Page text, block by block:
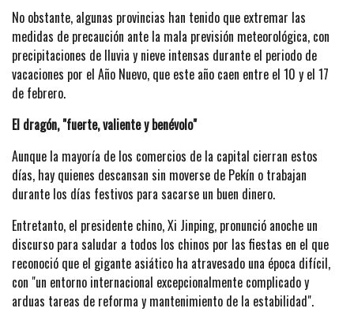
No obstante, algunas provincias han tenido que extremar las
medidas de precaución ante la mala previsión meteorológica, con
precipitaciones de lluvia y nieve intensas durante el periodo de
vacaciones por el Año Nuevo, que este año caen entre el 10 y el 17
de febrero.
El dragón, "fuerte, valiente y benévolo"
Aunque la mayoría de los comercios de la capital cierran estos
días, hay quienes descansan sin moverse de Pekín o trabajan
durante los días festivos para sacarse un buen dinero.
Entretanto, el presidente chino, Xi Jinping, pronunció anoche un
discurso para saludar a todos los chinos por las fiestas en el que
reconoció que el gigante asiático ha atravesado una época difícil,
con "un entorno internacional excepcionalmente complicado y
arduas tareas de reforma y mantenimiento de la estabilidad".